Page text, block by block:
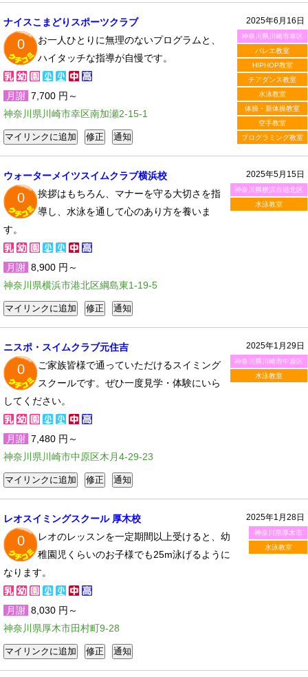
2025年6月16日
神奈川県川崎市幸区
バレエ教室
HIPHOP教室
チアダンス教室
水泳教室
体操・新体操教室
空手教室
プログラミング教室
ナイスこまどりスポーツクラブ
0
お一人ひとりに無理のないプログラムと、
ハイタッチな指導が自慢です。
月謝 7,700 円～
神奈川県川崎市幸区南加瀬2-15-1
2025年5月15日
神奈川県横浜市港北区
水泳教室
ウォーターメイツスイムクラブ横浜校
0
挨拶はもちろん、マナーを守る大切さを指
導し、水泳を通して心のあり方を養いま
す。
月謝 8,900 円～
神奈川県横浜市港北区綱島東1-19-5
2025年1月29日
神奈川県川崎市中原区
水泳教室
ニスポ・スイムクラブ元住吉
0
ご家族皆様で通っていただけるスイミング
スクールです。ぜひ一度見学・体験にいら
してください。
月謝 7,480 円～
神奈川県川崎市中原区木月4-29-23
2025年1月28日
神奈川県厚木市
水泳教室
レオスイミングスクール 厚木校
0
レオのレッスンを一定期間以上受けると、幼
稚園児くらいのお子様でも25m泳げるように
なります。
月謝 8,030 円～
神奈川県厚木市田村町9-28